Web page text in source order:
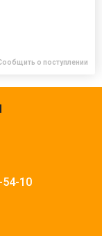
о поступлении
54-10